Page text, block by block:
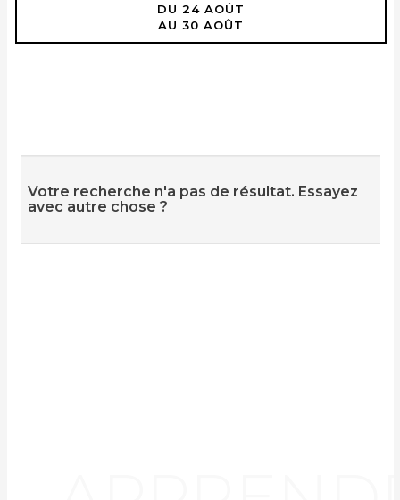
DU 24 AOÛT
AU 30 AOÛT
Votre recherche n'a pas de résultat. Essayez
avec autre chose ?